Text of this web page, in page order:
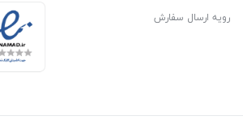
رویه ارسال سفارش